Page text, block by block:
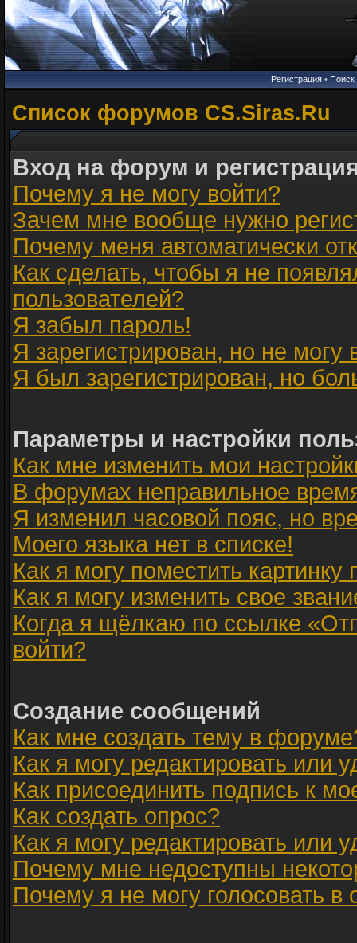
Регистрация• Поиск
Список форумов CS.Siras.Ru
Вход на форум и
Почему я не могу войти?
Зачем мне вообще нужно
Почему меня автоматически
Как сделать, чтобы я не
пользователей?
Я забыл пароль!
Я зарегистрирован, но не могу
Я был зарегистрирован, но
Параметры и настройки
Как мне изменить мои
В форумах неправильное
Я изменил часовой пояс, но
Моего языка нет в списке!
Как я могу поместить
Как я могу изменить свое
Когда я щёлкаю по ссылке
войти?
Создание сообщений
Как мне создать тему в
Как я могу редактировать или
Как присоединить подпись к
Как создать опрос?
Как я могу редактировать или
Почему мне недоступны
Почему я не могу голосовать в